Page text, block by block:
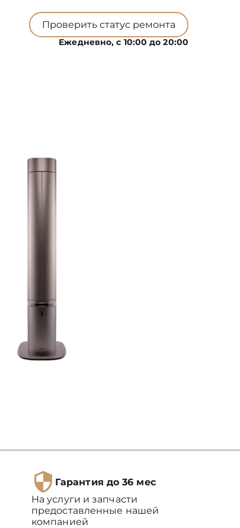
Проверить статус ремонта
Ежедневно, с 10:00 до 20:00
Гарантия до 36 мес
На услуги и запчасти
предоставленные нашей
компанией